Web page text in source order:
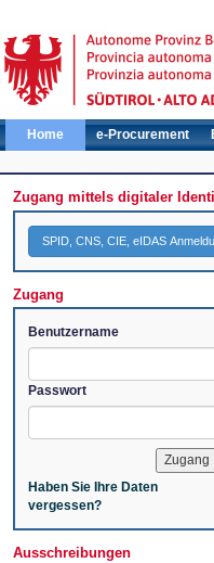
Home e-Procurement
Zugang mittels digitaler
SPID, CNS, CIE, eIDAS
Zugang
Benutzername
Passwort
Haben Sie Ihre Daten
vergessen?
Ausschreibungen